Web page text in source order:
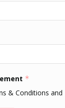
*
& Conditions and